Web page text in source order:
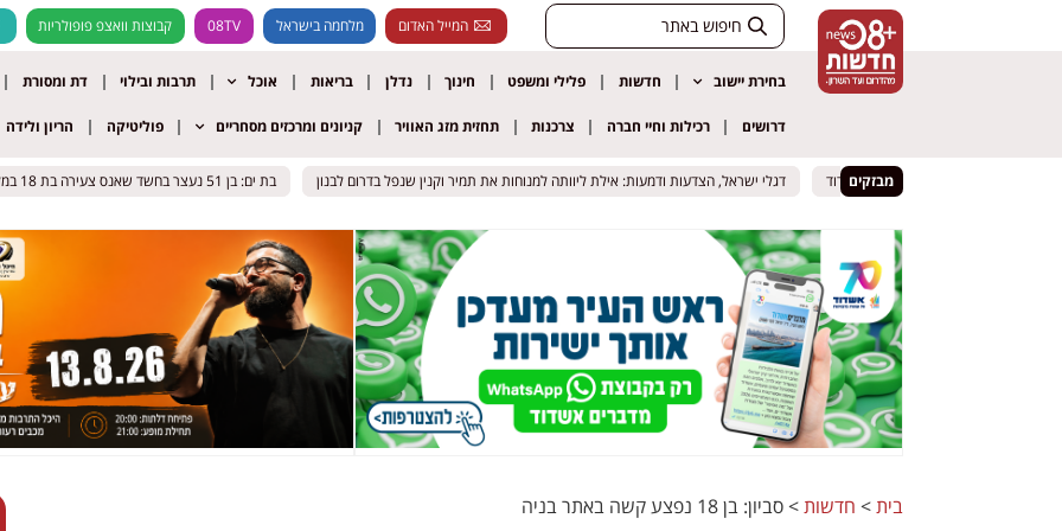
המייל האדום מלחמה בישראל 08TV קבוצות וואצפ פופולריות
בחירת יישוב חדשות פלילי ומשפט חינוך נדלן בריאות אוכל תרבות ובילוי דת ומסורת
דרושים רכילות וחיי חברה צרכנות תחזית מזג האוויר קניונים ומרכזים מסחריים פוליטיקה הריון ולידה
מבזקים
אופנוע נפצע בתאונת דרכים באשדוד דגלי ישראל, הצדעות ודמעות: אילת ליוותה למנוחות את תמיר וקנין שנפל בדרום לבנון בת ים: בן 51 נעצר בחשד שאנס צעירה בת 18 במלון דירות בעיר אופנוע נפצע בתאונת דרכים באשדוד דגלי ישראל, הצדעות ודמעות: אילת ליוותה למנוחות את תמיר וקנין שנפל בדרום לבנון בת ים: בן 51 נעצר בחשד שאנס צעירה בת 18 במלון דירות בעיר
בית> חדשות>סביון: בן 18 נפצע קשה באתר בניה